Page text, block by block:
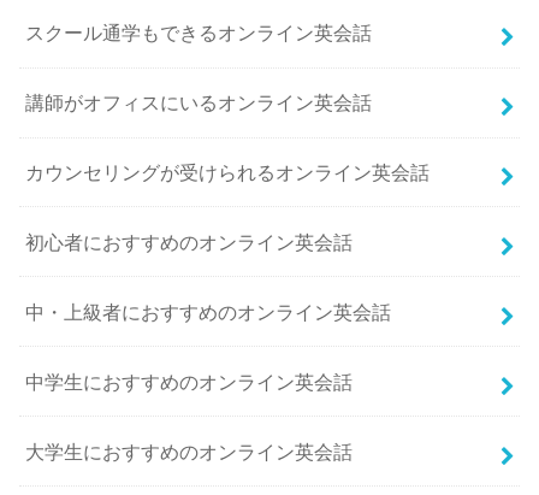
スクール通学もできるオンライン英会話
講師がオフィスにいるオンライン英会話
カウンセリングが受けられるオンライン英会話
初心者におすすめのオンライン英会話
中・上級者におすすめのオンライン英会話
中学生におすすめのオンライン英会話
大学生におすすめのオンライン英会話